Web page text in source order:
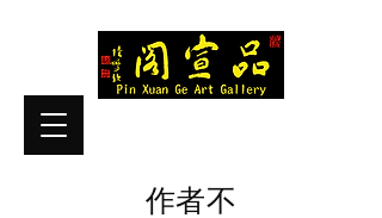
作者不